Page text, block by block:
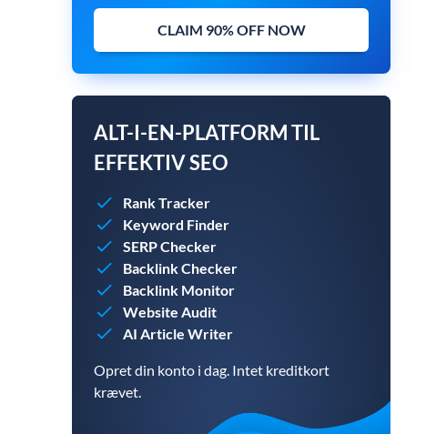
CLAIM 90% OFF NOW
ALT-I-EN-PLATFORM TIL
EFFEKTIV SEO
Rank Tracker
Keyword Finder
SERP Checker
Backlink Checker
Backlink Monitor
Website Audit
AI Article Writer
Opret din konto i dag. Intet kreditkort
krævet.